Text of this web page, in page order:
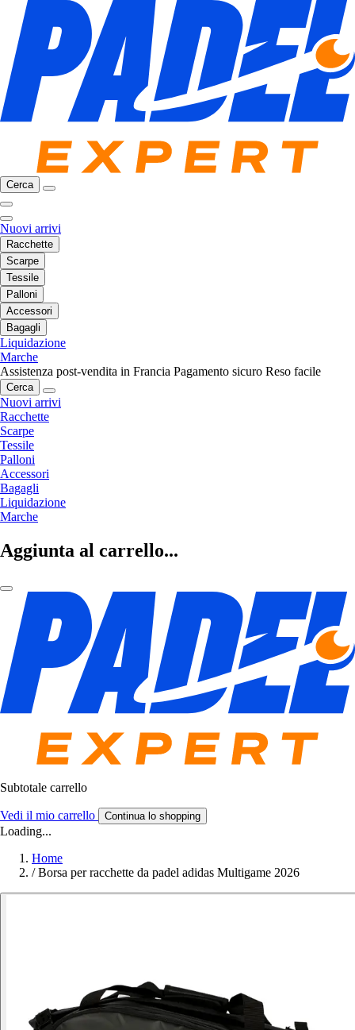
Cerca
Nuovi arrivi
Racchette
Scarpe
Tessile
Palloni
Accessori
Bagagli
Liquidazione
Marche
Assistenza post-vendita in Francia Pagamento sicuro Reso facile
Cerca
Nuovi arrivi
Racchette
Scarpe
Tessile
Palloni
Accessori
Bagagli
Liquidazione
Marche
Aggiunta al carrello...
Subtotale carrello
Vedi il mio carrello Continua lo shopping
Loading...
Home
/ Borsa per racchette da padel adidas Multigame 2026